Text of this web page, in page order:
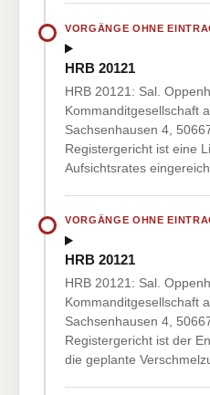
VORGÄNGE OHNE
HRB 20121
HRB 20121: Sal.
Kommanditgesellschaft
Sachsenhausen 4,
Registergericht ist eine
Aufsichtsrates
VORGÄNGE OHNE
HRB 20121
HRB 20121: Sal.
Kommanditgesellschaft
Sachsenhausen 4,
Registergericht ist der
die geplante